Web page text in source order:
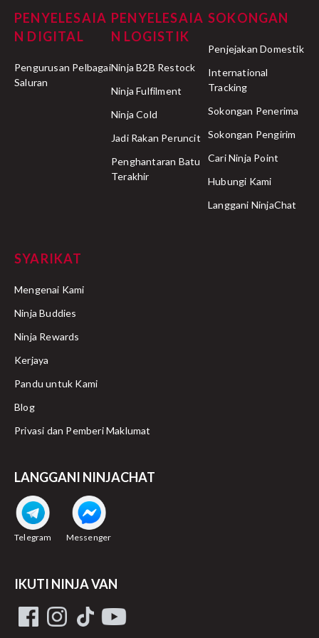
Pending redelivery:
Arrived at collection point:
Returned to sender:
Delivery completed:
PENYELESAIA
N DIGITAL
Pengurusan Pelbagai
Saluran
PENYELESAIA
N LOGISTIK
Ninja B2B Restock
Ninja Fulfilment
Ninja Cold
Jadi Rakan Peruncit
Penghantaran Batu
Terakhir
SOKONGAN
Penjejakan Domestik
International
Tracking
Sokongan Penerima
Sokongan Pengirim
Cari Ninja Point
Hubungi Kami
Langgani NinjaChat
SYARIKAT
Mengenai Kami
Ninja Buddies
Ninja Rewards
Kerjaya
Pandu untuk Kami
Blog
Privasi dan Pemberi Maklumat
LANGGANI NINJACHAT
Telegram Messenger
IKUTI NINJA VAN